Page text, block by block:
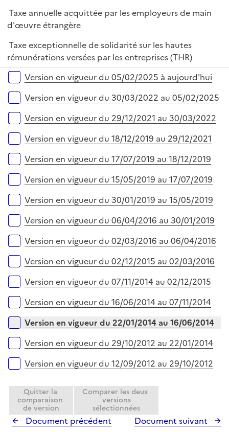
l
i
e
r
Taxe annuelle acquittée par les employeurs de main
d'œuvre étrangère
Taxe exceptionnelle de solidarité sur les hautes
rémunérations versées par les entreprises (THR)
Versions sur la période
Version en vigueur du 05/02/2025 à aujourd'hui
Version en vigueur du 30/03/2022 au 05/02/2025
Version en vigueur du 29/12/2021 au 30/03/2022
Version en vigueur du 18/12/2019 au 29/12/2021
Version en vigueur du 17/07/2019 au 18/12/2019
Version en vigueur du 15/05/2019 au 17/07/2019
Version en vigueur du 30/01/2019 au 15/05/2019
Version en vigueur du 06/04/2016 au 30/01/2019
Version en vigueur du 02/03/2016 au 06/04/2016
Version en vigueur du 02/12/2015 au 02/03/2016
Version en vigueur du 07/11/2014 au 02/12/2015
Version en vigueur du 16/06/2014 au 07/11/2014
Version en vigueur du 22/01/2014 au 16/06/2014
Version en vigueur du 29/10/2012 au 22/01/2014
Version en vigueur du 12/09/2012 au 29/10/2012
Quitter la
comparaison
de version
Comparer les deux
versions
sélectionnées
Document précédent Document suivant